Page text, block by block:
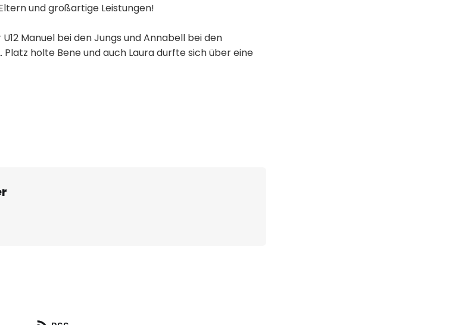
und großartige Leistungen!
Manuel bei den Jungs und Annabell bei den
Platz holte Bene und auch Laura durfte sich über eine